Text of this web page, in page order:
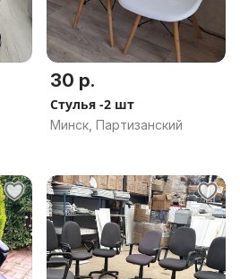
30 р.
Стулья -2 шт
Минск, Партизанский